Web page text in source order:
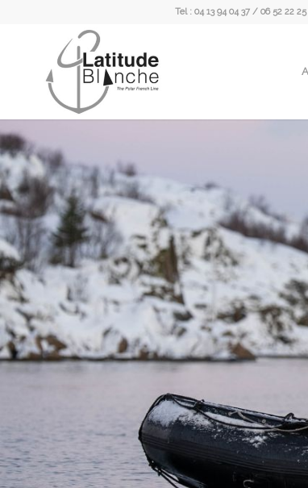
Tel : 04 13 94 04 37 / 06 52 22 25